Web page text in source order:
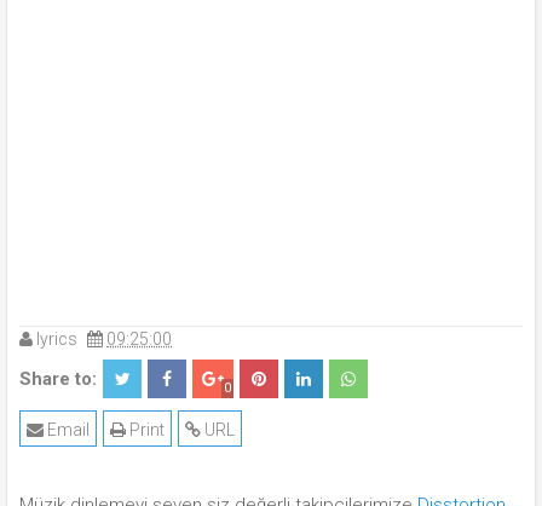
lyrics 09:25:00
Share to: 0
URL
Print
Email